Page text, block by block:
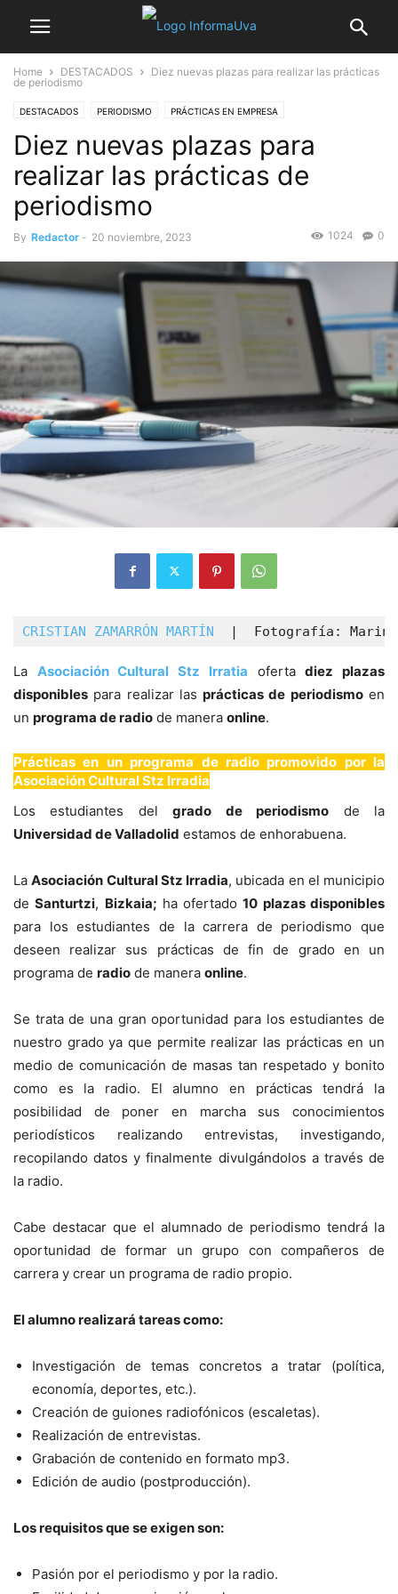
Home DESTACADOS
Diez nuevas plazas para realizar las prácticas
de periodismo
DESTACADOS PERIODISMO PRÁCTICAS EN EMPRESA
Diez nuevas plazas para
realizar las prácticas de
periodismo
By Redactor - 20 noviembre, 2023 0
1024
CRISTIAN ZAMARRÓN MARTÍN |  Fotografía:
La Asociación Cultural Stz Irratia ofertadiez plazas
disponibles para realizar lasprácticas de periodismoen
un programa de radio de manera online.
Prácticas en un programa de radio promovido por la
Asociación Cultural Stz Irradia
Los estudiantes delgrado de periodismo de la
Universidad de Valladolid estamos de enhorabuena.
LaAsociación Cultural Stz Irradia, ubicada en el municipio
deSanturtzi, Bizkaia; ha ofertado10 plazas disponibles
para los estudiantes de la carrera de periodismo que
deseen realizar sus prácticas de fin de grado en un
programa de radio de manera online.
Se trata de una gran oportunidad para los estudiantes de
nuestro grado ya que permite realizar las prácticas en un
medio de comunicación de masas tan respetado y bonito
como es la radio. El alumno en prácticas tendrá la
posibilidad de poner en marcha sus conocimientos
periodísticos realizando entrevistas, investigando,
recopilando datos y finalmente divulgándolos a través de
la radio.
Cabe destacar que el alumnado de periodismo tendrá la
oportunidad de formar un grupo con compañeros de
carrera y crear un programa de radio propio.
El alumno realizará tareas como:
Investigación de temas concretos a tratar (política,
economía, deportes, etc.).
Creación de guiones radiofónicos (escaletas).
Realización de entrevistas.
Grabación de contenido en formato mp3.
Edición de audio (postproducción).
Los requisitos que se exigen son:
Pasión por el periodismo y por la radio.